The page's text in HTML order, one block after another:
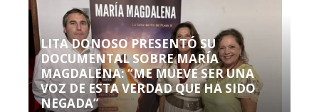
LITA DONOSO PRESENTÓ SU
DOCUMENTAL SOBRE MARÍA
MAGDALENA: “ME MUEVE SER UNA
VOZ DE ESTA VERDAD QUE HA SIDO
NEGADA”